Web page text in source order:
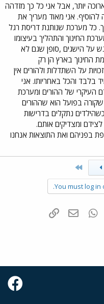
יותר, אבל אני כל כך מזדהה
אני מאוד מעריך את
כל מערכת שנותנת דריסת רגל
החינוך והתהליך בעיצומו
על הישגים ,סופן שגם לא
החינוך בארץ הן רק
על השתדלות ולהורים אין
בלבד והכל באחריותו. אני
העיקרי של ההורים ומערכת
בפועל הוא שההורים
נתקלים בדרישות
ומצדיקים אותם.
בפניהם ואת התוצאות אנחנו
You must log in
Tumblr
WhatsAppדואר אלקטרוני